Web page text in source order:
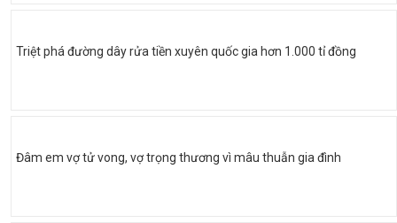
Triệt phá đường dây rửa tiền xuyên quốc gia hơn 1.000 tỉ đồng
Đâm em vợ tử vong, vợ trọng thương vì mâu thuẫn gia đình